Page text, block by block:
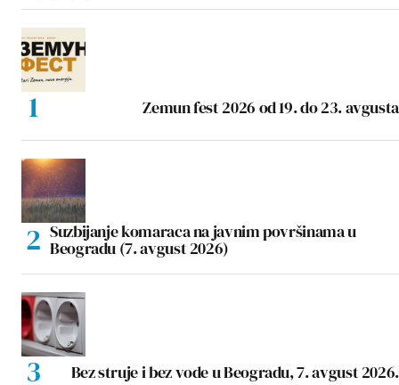
Zemun fest 2026 od 19. do 23. avgusta
Suzbijanje komaraca na javnim površinama u
Beogradu (7. avgust 2026)
Bez struje i bez vode u Beogradu, 7. avgust 2026.